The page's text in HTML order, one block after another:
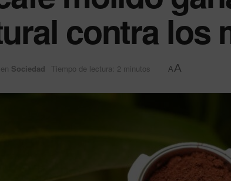
contra los
en Sociedad Tiempo de lectura: 2 minutos AA